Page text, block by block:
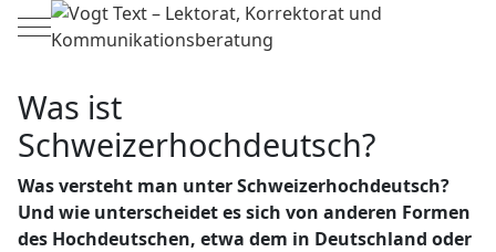
Mobile Menu Toggle
Was ist
Schweizerhochdeutsch?
Was versteht man unter Schweizerhochdeutsch?
Und wie unterscheidet es sich von anderen Formen
des Hochdeutschen, etwa dem in Deutschland oder